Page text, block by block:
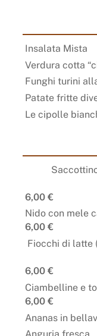
Insalata Mista
Verdura cotta
Funghi turini
Patate fritte
Le cipolle
6,00 €
Nido con mele
6,00 €
Fiocchi di
6,00 €
Ciambelline e
6,00 €
Ananas in